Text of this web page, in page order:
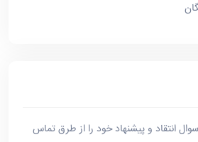
انتقاد و پیشنهاد خود را از طرق تماس